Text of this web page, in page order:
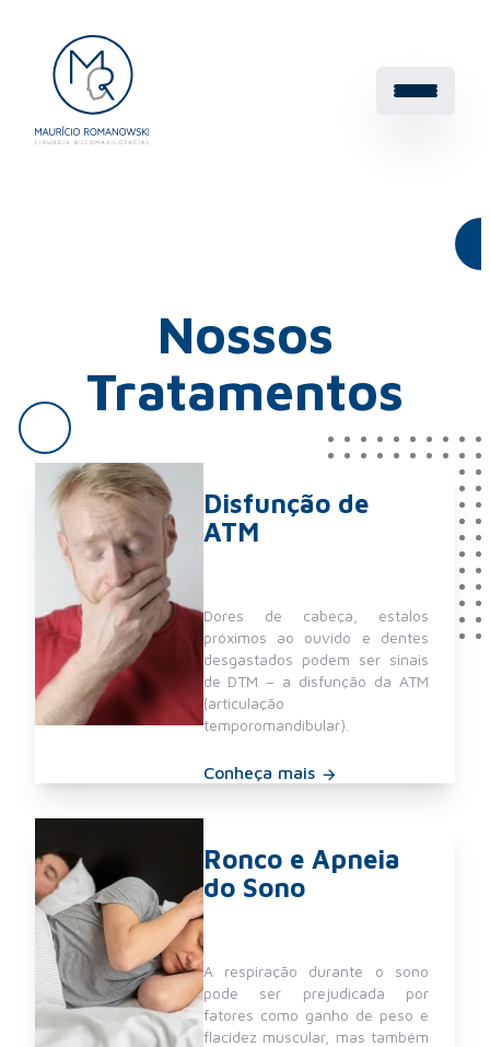
Nossos
Tratamentos
Disfunção de
ATM
Dores de cabeça, estalos
próximos ao ouvido e dentes
desgastados podem ser sinais
de DTM – a disfunção da ATM
(articulação
temporomandibular).
Conheça mais
Ronco e Apneia
do Sono
A respiração durante o sono
pode ser prejudicada por
fatores como ganho de peso e
flacidez muscular, mas também